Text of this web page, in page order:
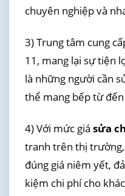
chuyên nghiệp và
3) Trung tâm cung
11, mang lại sự tiện
là những người cần
thể mang bếp từ
4) Với mức giá sửa
tranh trên thị
đúng giá niêm yết,
kiệm chi phí cho